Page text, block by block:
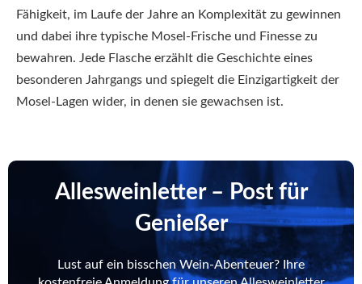
Fähigkeit, im Laufe der Jahre an Komplexität zu gewinnen
und dabei ihre typische Mosel-Frische und Finesse zu
bewahren. Jede Flasche erzählt die Geschichte eines
besonderen Jahrgangs und spiegelt die Einzigartigkeit der
Mosel-Lagen wider, in denen sie gewachsen ist.
Allesweinletter – Post für
Genießer
Lust auf ein bisschen Wein-Abenteuer? Ihre